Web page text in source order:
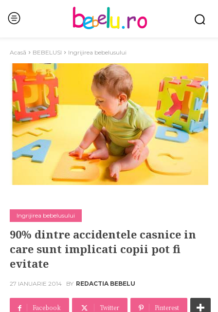
Acasă BEBELUSI Ingrijirea bebelusului
Ingrijirea bebelusului
90% dintre accidentele casnice in
care sunt implicati copii pot fi
evitate
27 IANUARIE 2014 BY REDACTIA BEBELU
Facebook Twitter Pinterest